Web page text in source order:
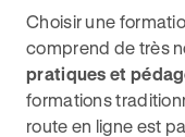
Choisir une
comprend de très
pratiques et
formations
route en ligne est